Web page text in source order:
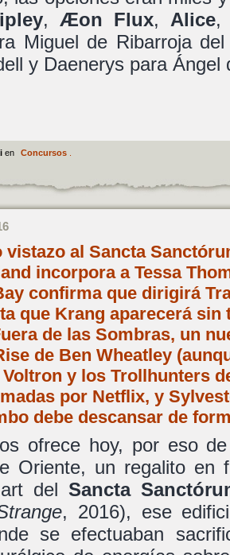
, Æon Flux, Alice,
Miguel de Ribarroja
y Daenerys para Ángel
en Concursos.
vistazo al Sancta
incorpora a Tessa
confirma que dirigirá
que Krang aparecerá sin
de las Sombras, un
de Ben Wheatley
Voltron y los Trollhunters
por Netflix, y
debe descansar de
ofrece hoy, por eso
Oriente, un regalito en
del Sancta
, 2016), ese
se efectuaban